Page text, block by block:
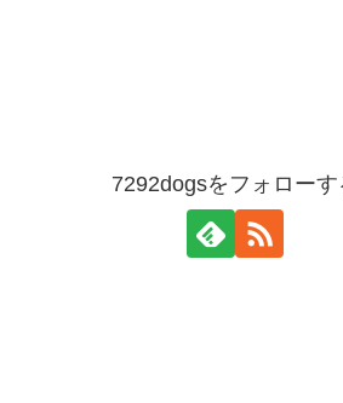
7292dogsをフォローす